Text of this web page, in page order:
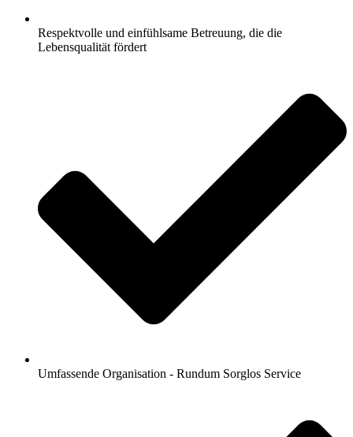
Respektvolle und einfühlsame Betreuung, die die
Lebensqualität fördert
Umfassende Organisation - Rundum Sorglos Service